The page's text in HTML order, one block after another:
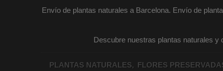
Envío de plantas naturales a Barcelona. Envío de
Descubre nuestras plantas naturales y
PLANTAS NATURALES FLORES